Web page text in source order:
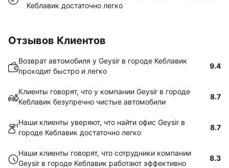
Кеблавик достаточно легко
Отзывов Клиентов
Возврат автомобиля у Geysir в городе Кеблавик
проходит быстро и легко
9.4
Клиенты говорят, что у компании Geysir в городе
Кеблавик безупречно чистые автомобили
8.7
Наши клиенты уверяют, что найти офис Geysir в
городе Кеблавик достаточно легко
8.7
Наши клиенты говорят, что сотрудники компании
Geysir в городе Кеблавик работают эффективно
8.3